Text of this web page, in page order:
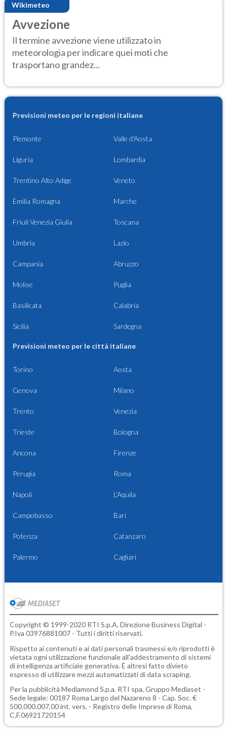
Wikimeteo
Avvezione
Il termine avvezione viene utilizzato in
meteorologia per indicare quei moti che
trasportano grandez...
Previsioni meteo per le regioni italiane
Piemonte Valle d'Aosta
Liguria Lombardia
Trentino Alto Adige Veneto
Emilia Romagna Marche
Friuli Venezia Giulia Toscana
Umbria Lazio
Campania Abruzzo
Molise Puglia
Basilicata Calabria
Sicilia Sardegna
Previsioni meteo per le città italiane
Torino Aosta
Genova Milano
Trento Venezia
Trieste Bologna
Ancona Firenze
Perugia Roma
Napoli L'Aquila
Campobasso Bari
Potenza Catanzaro
Palermo Cagliari
Copyright © 1999-2020 RTI S.p.A. Direzione Business Digital -
P.Iva 03976881007 - Tutti i diritti riservati.
Rispetto ai contenuti e ai dati personali trasmessi e/o riprodotti è
vietata ogni utilizzazione funzionale all'addestramento di sistemi
di intelligenza artificiale generativa. È altresì fatto divieto
espresso di utilizzare mezzi automatizzati di data scraping.
Per la pubblicità Mediamond S.p.a. RTI spa, Gruppo Mediaset -
Sede legale: 00187 Roma Largo del Nazareno 8 - Cap. Soc. €
500.000.007,00 int. vers. - Registro delle Imprese di Roma,
C.F.06921720154